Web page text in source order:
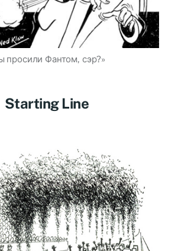
просили Фантом, сэр?»
Starting Line